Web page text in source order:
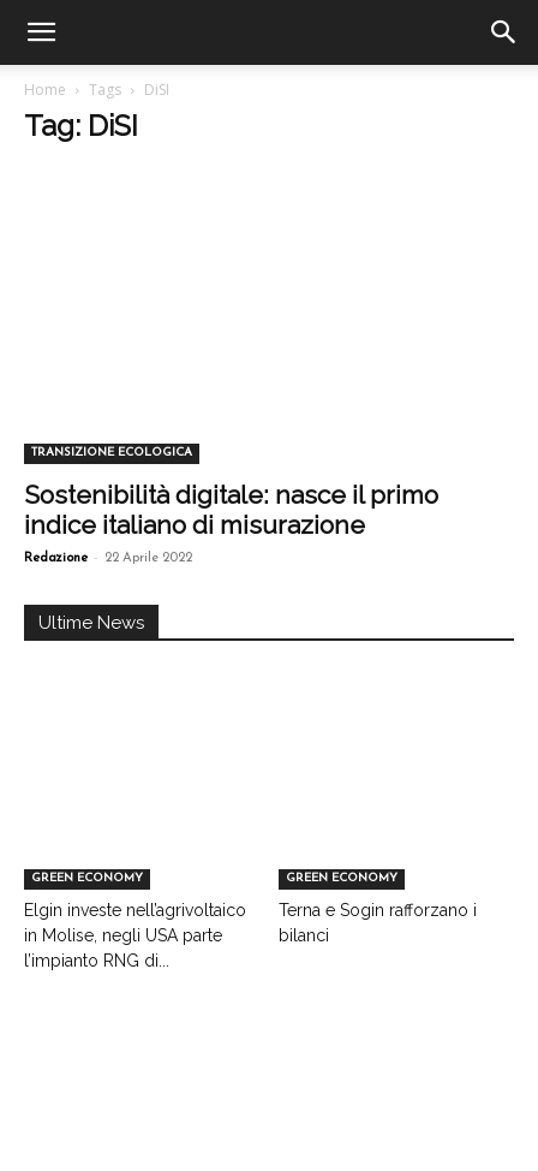
Home Tags DiSI
Tag: DiSI
TRANSIZIONE ECOLOGICA
Sostenibilità digitale: nasce il primo
indice italiano di misurazione
Redazione - 22 Aprile 2022
Ultime News
GREEN ECONOMY
Elgin investe nell’agrivoltaico
in Molise, negli USA parte
l’impianto RNG di...
GREEN ECONOMY
Terna e Sogin rafforzano i
bilanci